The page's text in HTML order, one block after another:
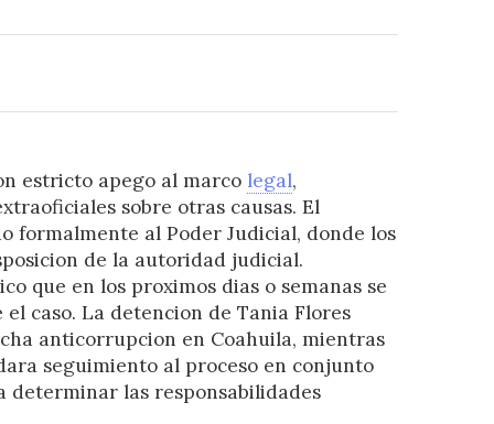
estricto apego al marco legal,
sobre otras causas. El
formalmente al Poder Judicial, donde los
de la autoridad judicial.
que en los proximos dias o semanas se
el caso. La detencion de Tania Flores
anticorrupcion en Coahuila, mientras
seguimiento al proceso en conjunto
determinar las responsabilidades